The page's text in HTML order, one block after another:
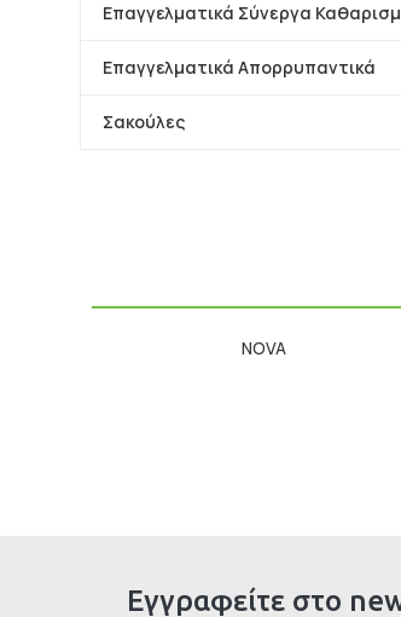
Επαγγελματικά Σύνεργα
Επαγγελματικά Απορρυπαντικά
Σακούλες
NOVA
Εγγραφείτε στο